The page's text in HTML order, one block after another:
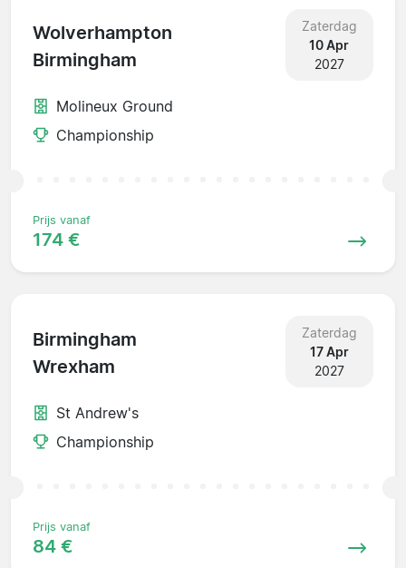
Wolverhampton
Birmingham
Zaterdag
10 Apr
2027
Molineux Ground
Championship
Prijs vanaf
174 €
Birmingham
Wrexham
Zaterdag
17 Apr
2027
St Andrew's
Championship
Prijs vanaf
84 €